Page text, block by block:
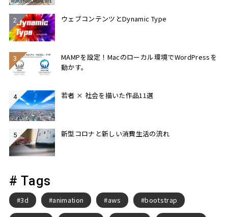
ウェブコンテンツとDynamic Type
MAMPを設定！Macのローカル環境でWordPressを
動かす。
若者 × 社会を描いた作品11選
新型コロナと新しい消費生活の流れ
# Tags
3d animation aws bootstrap